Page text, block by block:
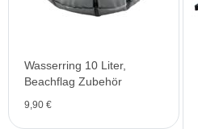
Wasserring 10 Liter,
Beachflag Zubehör
9,90 €